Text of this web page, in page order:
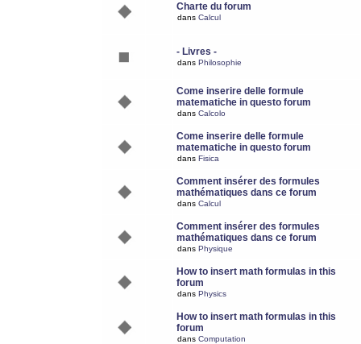
Charte du forum
dans Calcul
- Livres -
dans Philosophie
Come inserire delle formule
matematiche in questo forum
dans Calcolo
Come inserire delle formule
matematiche in questo forum
dans Fisica
Comment insérer des formules
mathématiques dans ce forum
dans Calcul
Comment insérer des formules
mathématiques dans ce forum
dans Physique
How to insert math formulas in this
forum
dans Physics
How to insert math formulas in this
forum
dans Computation